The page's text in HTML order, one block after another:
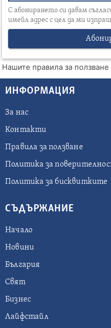
С абонирането си давам
имейл адрес с цел да ми
Нашите правила за ползване
ИНФОРМАЦИЯ
За нас
Контакти
Правила за ползване
Политика за
Политика за бисквитките
СЪДЪРЖАНИЕ
Начало
Новини
България
Свят
Бизнес
Лайфстайл